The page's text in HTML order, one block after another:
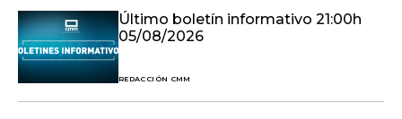
Último boletín informativo 21:00h
05/08/2026
REDACCIÓN CMM